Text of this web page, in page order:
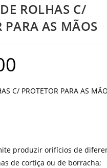
ROLHAS C/
PARA AS MÃOS
C/ PROTETOR PARA AS
produzir orifícios de
de cortiça ou de borracha;